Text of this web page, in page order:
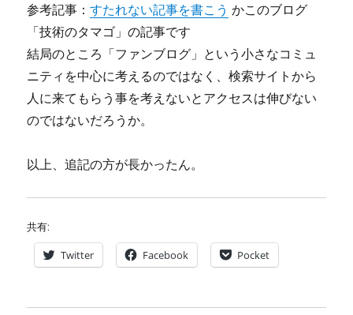
参考記事：すたれない記事を書こう かこのブログ
「技術のタマゴ」の記事です
結局のところ「ファンブログ」という小さなコミュ
ニティを中心に考えるのではなく、検索サイトから
人に来てもらう事を考えないとアクセスは伸びない
のではないだろうか。
以上、追記の方が長かったん。
共有:
Twitter Facebook Pocket